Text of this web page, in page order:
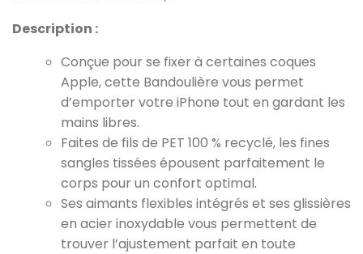
Description :
Conçue pour se fixer à certaines coques
Apple, cette Bandoulière vous permet
d’emporter votre iPhone tout en gardant les
mains libres.
Faites de fils de PET 100 % recyclé, les fines
sangles tissées épousent parfaitement le
corps pour un confort optimal.
Ses aimants flexibles intégrés et ses glissières
en acier inoxydable vous permettent de
trouver l’ajustement parfait en toute